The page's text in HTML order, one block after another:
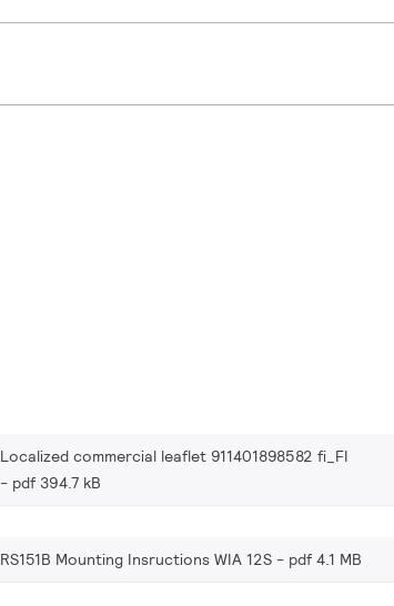
Localized commercial leaflet 911401898582 fi_FI
pdf 394.7 kB
RS151B Mounting Insructions WIA 12S pdf 4.1 MB